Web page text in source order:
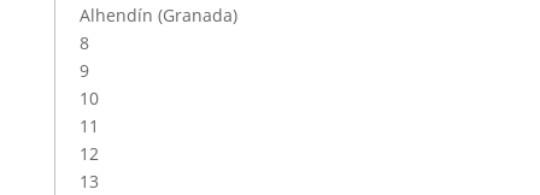
Alhendín (Granada)
8
9
10
11
12
13